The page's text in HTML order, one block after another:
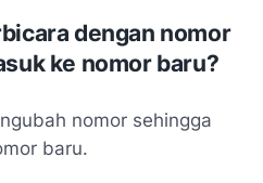
dengan nomor
ke nomor baru?
nomor sehingga
baru.